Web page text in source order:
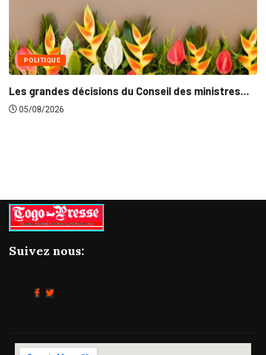
des ministres...
Suivez nous: